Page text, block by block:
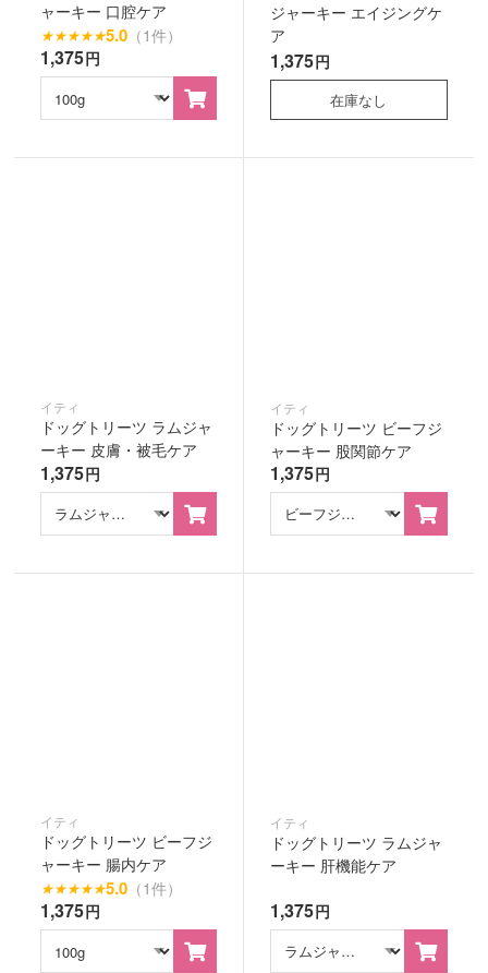
ャーキー 口腔ケア
★★★★★5.0 （1件）
1,375円
ジャーキー エイジングケ
ア
1,375円
在庫なし
イティ
ドッグトリーツ ラムジャ
ーキー 皮膚・被毛ケア
1,375円
イティ
ドッグトリーツ ビーフジ
ャーキー 股関節ケア
1,375円
イティ
ドッグトリーツ ビーフジ
ャーキー 腸内ケア
★★★★★5.0 （1件）
1,375円
イティ
ドッグトリーツ ラムジャ
ーキー 肝機能ケア
1,375円